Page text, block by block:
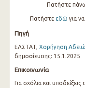
Πατήστε
Πατήστε εδώ για
Πηγή
ΕΛΣΤΑΤ, Χορήγηση
δημοσίευσης: 15.1.2025
Επικοινωνία
Για σχόλια και